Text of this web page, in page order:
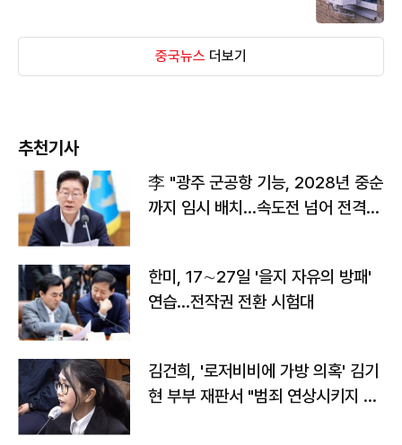
중국뉴스 더보기
추천기사
李 "광주 군공항 기능, 2028년 중순
까지 임시 배치…속도전 넘어 전격
한미, 17∼27일 '을지 자유의 방패'
연습…전작권 전환 시험대
김건희, '로저비비에 가방 의혹' 김기
현 부부 재판서 "범죄 연상시키지 말